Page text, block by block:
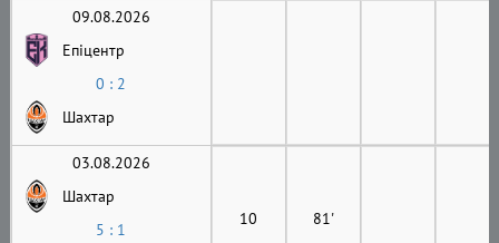
09.08.2026
Епіцентр
0 : 2
Шахтар
03.08.2026
Шахтар
5 : 1
10 81'